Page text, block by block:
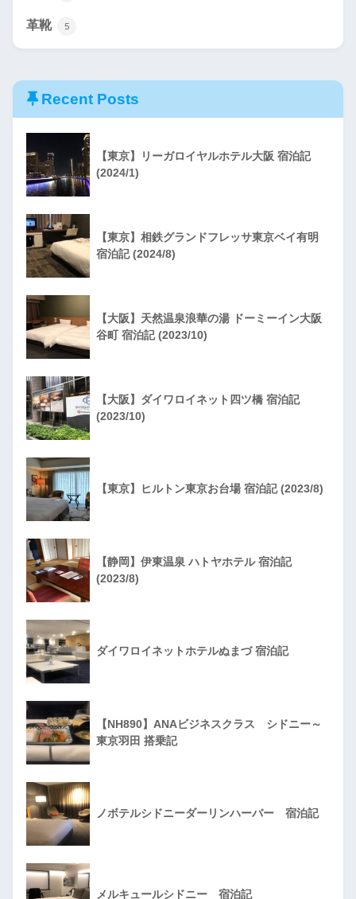
革靴 5
Recent Posts
【東京】リーガロイヤルホテル大阪 宿泊記
(2024/1)
【東京】相鉄グランドフレッサ東京ベイ有明
宿泊記 (2024/8)
【大阪】天然温泉浪華の湯 ドーミーイン大阪
谷町 宿泊記 (2023/10)
【大阪】ダイワロイネット四ツ橋 宿泊記
(2023/10)
【東京】ヒルトン東京お台場 宿泊記 (2023/8)
【静岡】伊東温泉 ハトヤホテル 宿泊記
(2023/8)
ダイワロイネットホテルぬまづ 宿泊記
【NH890】ANAビジネスクラス シドニー～
東京羽田 搭乗記
ノボテルシドニーダーリンハーバー 宿泊記
メルキュールシドニー 宿泊記